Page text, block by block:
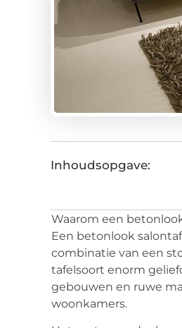
Inhoudsopgave:
Waarom een
Een betonlook
combinatie van een
tafelsoort enorm
gebouwen en ruwe
woonkamers.